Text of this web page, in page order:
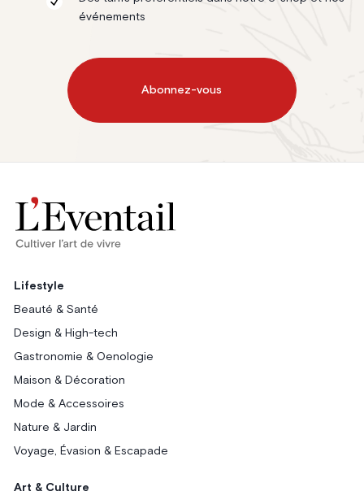
événements
Abonnez-vous
Lifestyle
Beauté & Santé
Design & High-tech
Gastronomie & Oenologie
Maison & Décoration
Mode & Accessoires
Nature & Jardin
Voyage, Évasion & Escapade
Art & Culture